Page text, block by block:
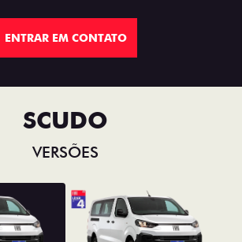
ENTRAR EM CONTATO
SCUDO
VERSÕES